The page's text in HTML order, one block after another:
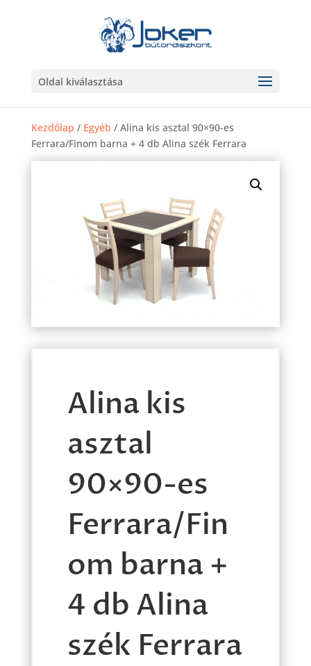
Oldal kiválasztása
Kezdőlap / Egyéb / Alina kis asztal 90×90-es
Ferrara/Finom barna + 4 db Alina szék Ferrara
Alina kis
asztal
90×90-es
Ferrara/Fin
om barna +
4 db Alina
szék Ferrara